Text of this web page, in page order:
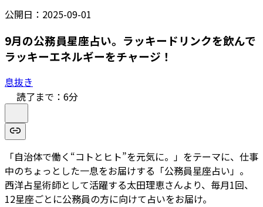
公開日： 2025-09-01
9月の公務員星座占い。ラッキードリンクを飲んで
ラッキーエネルギーをチャージ！
息抜き
読了まで： 6分
「自治体で働く“コトとヒト”を元気に。」をテーマに、仕事
中のちょっとした一息をお届けする「公務員星座占い」。
西洋占星術師として活躍する太田理恵さんより、毎月1回、
12星座ごとに公務員の方に向けて占いをお届け。